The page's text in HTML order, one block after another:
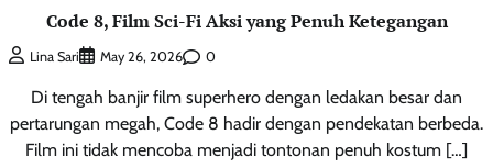
Code 8, Film Sci-Fi Aksi yang Penuh Ketegangan
Lina Sari May 26, 2026 0
Di tengah banjir film superhero dengan ledakan besar dan
pertarungan megah, Code 8 hadir dengan pendekatan berbeda.
Film ini tidak mencoba menjadi tontonan penuh kostum […]